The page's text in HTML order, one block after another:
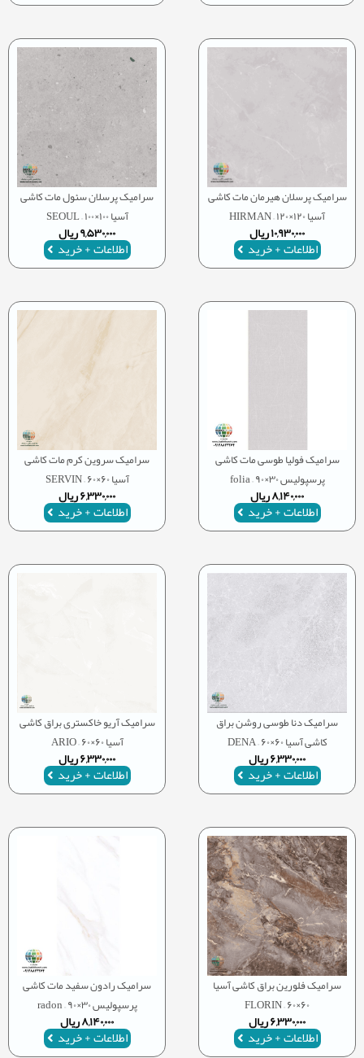
سرامیک پرسلان هیرمان مات کاشی
آسیا ۱۲۰×۱۲۰ – HIRMAN
۱۰,۹۳۰,۰۰۰ریال
اطلاعات + خرید
سرامیک پرسلان سئول مات کاشی
آسیا ۱۰۰×۱۰۰ – SEOUL
۹,۵۳۰,۰۰۰ریال
اطلاعات + خرید
سرامیک فولیا طوسی مات کاشی
پرسپولیس ۳۰×۹۰ – folia
۸,۱۴۰,۰۰۰ریال
اطلاعات + خرید
سرامیک سروین کرم مات کاشی
آسیا ۶۰×۶۰ – SERVIN
۶,۳۳۰,۰۰۰ریال
اطلاعات + خرید
سرامیک دنا طوسی روشن براق
کاشی آسیا ۶۰×۶۰ – DENA
۶,۳۳۰,۰۰۰ریال
اطلاعات + خرید
سرامیک آریو خاکستری براق کاشی
آسیا ۶۰×۶۰ – ARIO
۶,۳۳۰,۰۰۰ریال
اطلاعات + خرید
سرامیک فلورین براق کاشی آسیا
۶۰×۶۰ – FLORIN
۶,۳۳۰,۰۰۰ریال
اطلاعات + خرید
سرامیک رادون سفید مات کاشی
پرسپولیس ۳۰×۹۰ – radon
۸,۱۴۰,۰۰۰ریال
اطلاعات + خرید